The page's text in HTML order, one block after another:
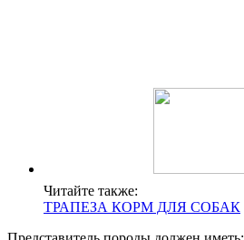
Читайте также:
ТРАПЕЗА КОРМ ДЛЯ СОБАК